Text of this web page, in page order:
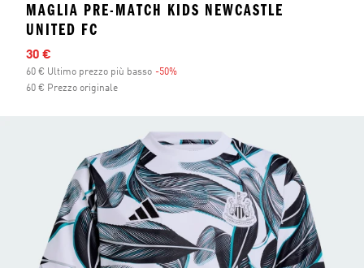
MAGLIA PRE-MATCH KIDS NEWCASTLE
UNITED FC
Prezzo scontato
30 €
60 € Ultimo prezzo più basso -50%
60 € Prezzo originale